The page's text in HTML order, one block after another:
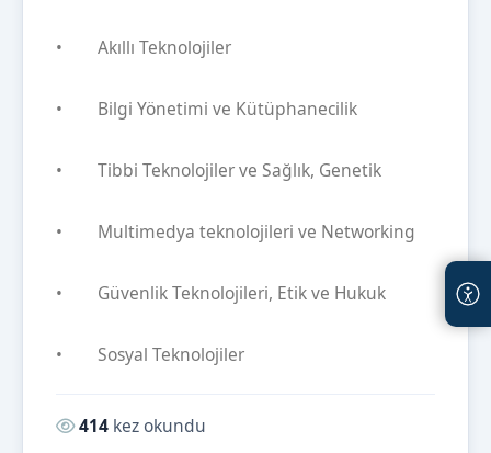
• Akıllı Teknolojiler
• Bilgi Yönetimi ve Kütüphanecilik
• Tibbi Teknolojiler ve Sağlık, Genetik
• Multimedya teknolojileri ve Networking
• Güvenlik Teknolojileri, Etik ve Hukuk
• Sosyal Teknolojiler
Okunma sayısı:
414 kez okundu